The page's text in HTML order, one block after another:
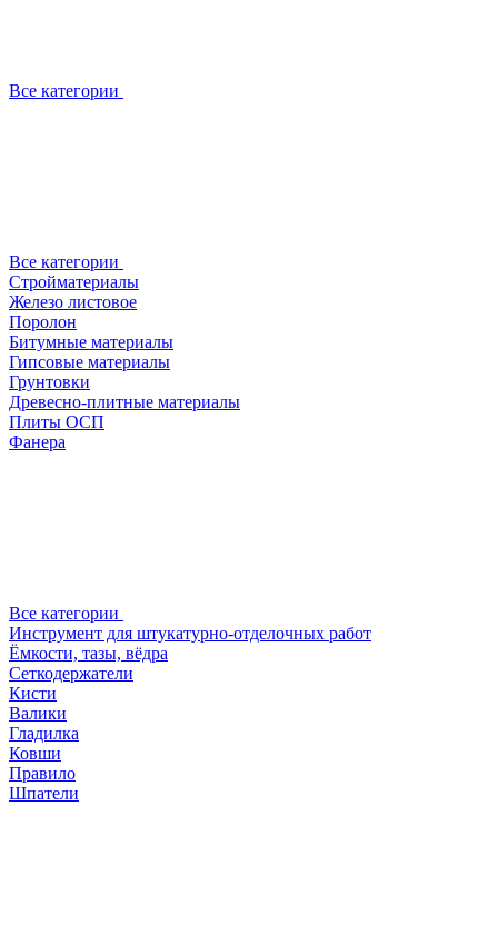
Все категории
Все категории
Стройматериалы
Железо листовое
Поролон
Битумные материалы
Гипсовые материалы
Грунтовки
Древесно-плитные материалы
Плиты ОСП
Фанера
Все категории
Инструмент для штукатурно-отделочных работ
Ёмкости, тазы, вёдра
Сеткодержатели
Кисти
Валики
Гладилка
Ковши
Правило
Шпатели